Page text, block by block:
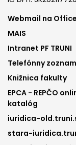
Footer
menu
1
Webmail na
MAIS
Intranet PF TRUNI
Telefónny zoznam
Knižnica fakulty
EPCA - REPČO
katalóg
iuridica-
stara-